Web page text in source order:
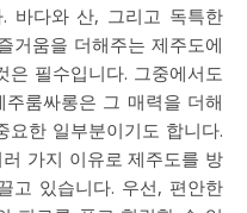
바다와 산, 그리고 독특한
거움을 더해주는 제주도에
필수입니다. 그중에서도
룸싸롱은 그 매력을 더해
요한 일부분이기도 합니다.
가지 이유로 제주도를 방
고 있습니다. 우선, 편안한